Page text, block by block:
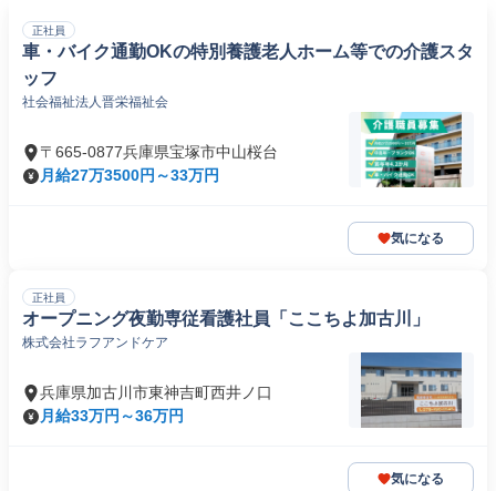
正社員
車・バイク通勤OKの特別養護老人ホーム等での介護スタ
ッフ
社会福祉法人晋栄福祉会
〒665-0877兵庫県宝塚市中山桜台
月給27万3500円～33万円
気になる
正社員
オープニング夜勤専従看護社員「ここちよ加古川」
株式会社ラフアンドケア
兵庫県加古川市東神吉町西井ノ口
月給33万円～36万円
気になる